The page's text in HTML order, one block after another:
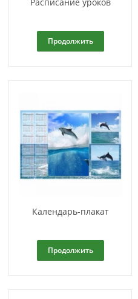
Продолжить
Календарь-плакат
Продолжить